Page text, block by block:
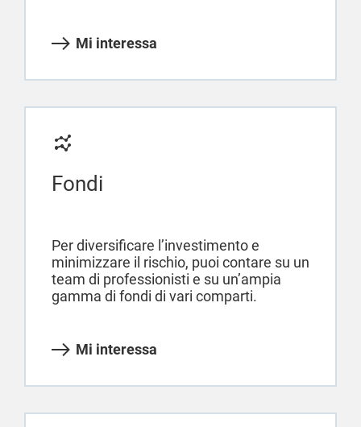
Mi interessa
Fondi
Per diversificare l’investimento e
minimizzare il rischio, puoi contare su un
team di professionisti e su un’ampia
gamma di fondi di vari comparti.
Mi interessa